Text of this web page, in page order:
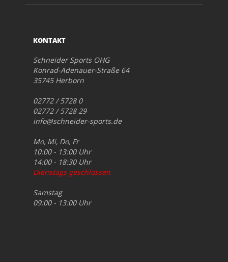
KONTAKT
Schneider Sports OHG
Konrad-Adenauer-Straße 64
35745 Herborn
02772 / 5728 0
02772 / 5728 29
info@schneider-sports.de
Mo, Mi, Do, Fr
10:00 - 13:00 Uhr
14:00 - 18:30 Uhr
Dienstags geschlossen
Samstag
09:00 - 13:00 Uhr